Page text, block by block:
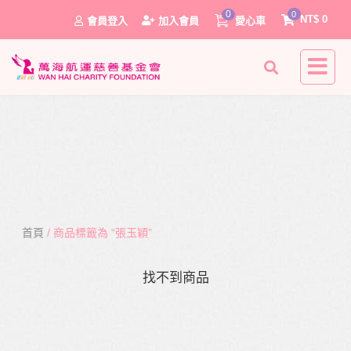
會員登入 加入會員
0
愛心車 NT$ 0
0
首頁 / 商品標籤為 “張玉穎”
找不到商品